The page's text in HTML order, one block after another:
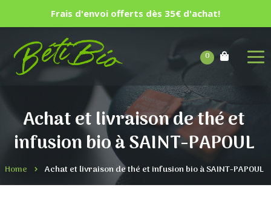
0
Achat et livraison de thé et
infusion bio à SAINT-PAPOUL
Home Achat et livraison de thé et infusion bio à SAINT-PAPOUL
Frais d'envoi offerts dès 35€ d'achat!